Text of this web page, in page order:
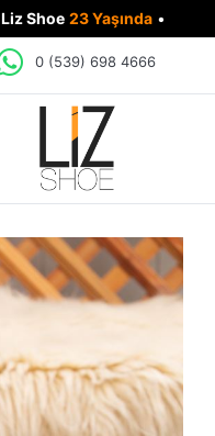
Liz Shoe 23 Yaşında •
0 (539) 698 4666